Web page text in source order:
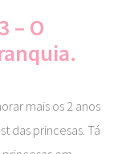
– O
mais os 2 anos
das princesas. Tá